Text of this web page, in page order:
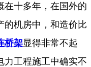
在十多年，在国外的
的机房中，和造价比
桥架显得非常不起
力工程施工中确实不